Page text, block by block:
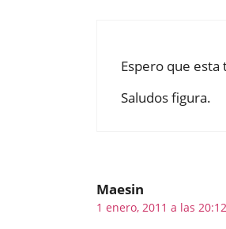
Espero que esta
Saludos figura.
Maesin
1 enero, 2011 a las 20:12